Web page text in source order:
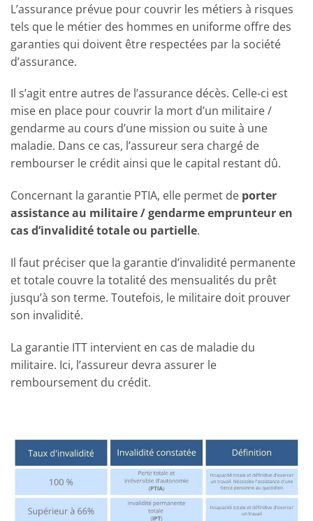
L’assurance prévue pour couvrir les métiers à risques
tels que le métier des hommes en uniforme offre des
garanties qui doivent être respectées par la société
d’assurance.
Il s’agit entre autres de l’assurance décès. Celle-ci est
mise en place pour couvrir la mort d’un militaire /
gendarme au cours d’une mission ou suite à une
maladie. Dans ce cas, l’assureur sera chargé de
rembourser le crédit ainsi que le capital restant dû.
Concernant la garantie PTIA, elle permet de porter
assistance au militaire / gendarme emprunteur en
cas d’invalidité totale ou partielle.
Il faut préciser que la garantie d’invalidité permanente
et totale couvre la totalité des mensualités du prêt
jusqu’à son terme. Toutefois, le militaire doit prouver
son invalidité.
La garantie ITT intervient en cas de maladie du
militaire. Ici, l’assureur devra assurer le
remboursement du crédit.